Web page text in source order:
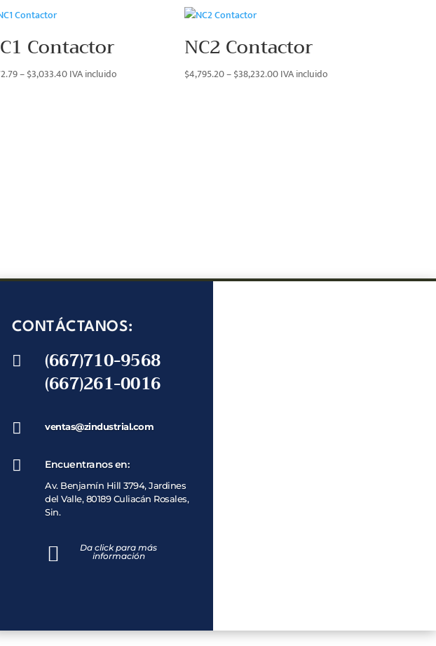
Contactor
–$3,033.40Price
IVA incluido
NC2 Contactor
$4,795.20–$38,232.00Price
IVA incluido
CONTÁCTANOS:

(667)710-9568
(667)261-0016
 ventas@zindustrial.com
 Encuentranos en:
Av. Benjamín Hill 3794, Jardines
del Valle, 80189 Culiacán Rosales,
Sin.

Da click para más
información